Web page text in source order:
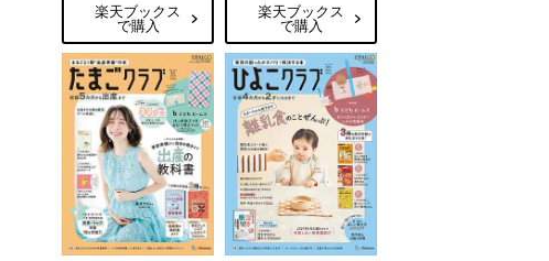
楽天ブックス
で購入
楽天ブックス
で購入